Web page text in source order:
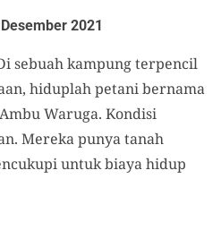
2021
sebuah kampung terpencil
hiduplah petani bernama
Waruga. Kondisi
Mereka punya tanah
untuk biaya hidup